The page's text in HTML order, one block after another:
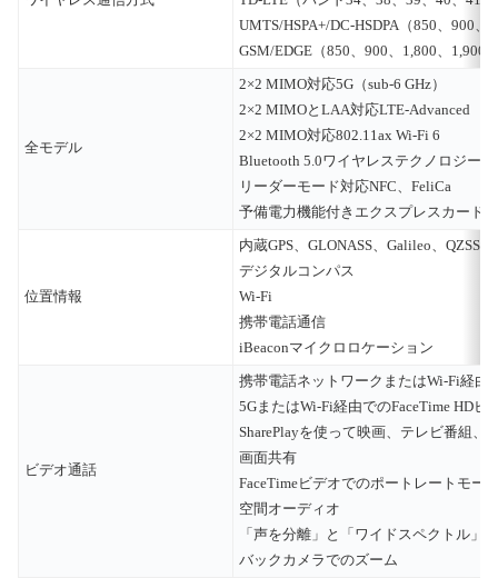
UMTS/HSPA+/DC-HSDPA（850、900
GSM/EDGE（850、900、1,800、
全モデル
2×2 MIMO対応5G（sub-6 GHz）
2×2 MIMOとLAA対応LTE-Advanced
2×2 MIMO対応802.11ax Wi‑Fi 6
Bluetooth 5.0ワイヤレステクノロジー
リーダーモード対応NFC、FeliCa
予備電力機能付きエクスプレスカード
位置情報
内蔵GPS、GLONASS、Galileo、QZSS
デジタルコンパス
Wi‑Fi
携帯電話通信
iBeaconマイクロロケーション
ビデオ通話
携帯電話ネットワークまたはWi-Fi経由
5GまたはWi-Fi経由でのFaceTime HDビ
SharePlayを使って映画、テレビ番組、
画面共有
FaceTimeビデオでのポートレートモー
空間オーディオ
「声を分離」と「ワイドスペクトル」
バックカメラでのズーム